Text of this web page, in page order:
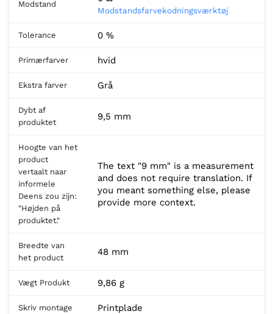
Modstand
Modstandsfarvekodningsværktøj
Tolerance 0 %
Primærfarver hvid
Ekstra farver Grå
Dybt af
produktet
9,5 mm
Hoogte van het
product
vertaalt naar
informele
Deens zou zijn:
"Højden på
produktet."
The text "9 mm" is a measurement
and does not require translation. If
you meant something else, please
provide more context.
Breedte van
het product
48 mm
Vægt Produkt 9,86 g
Skriv montage Printplade